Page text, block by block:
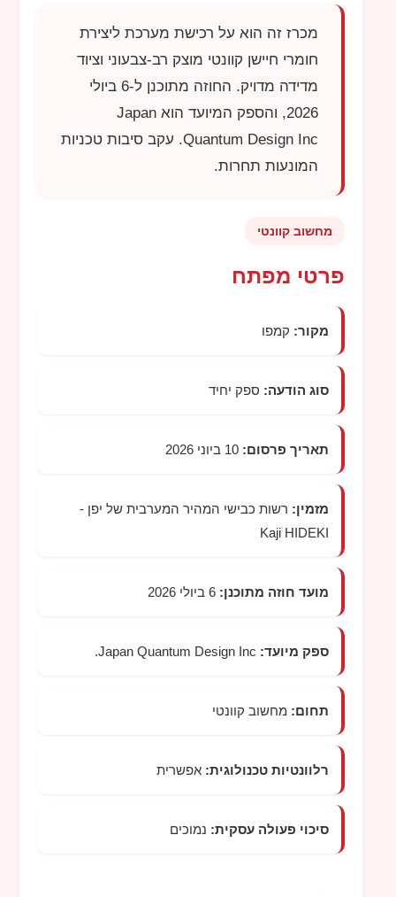
מכרז זה הוא על רכישת מערכת ליצירת
חומרי חיישן קוונטי מוצק רב-צבעוני וציוד
מדידה מדויק. החוזה מתוכנן ל-6 ביולי
2026, והספק המיועד הוא
Japan
Quantum Design Inc. עקב סיבות טכניות
המונעות תחרות.
מחשוב קוונטי
פרטי מפתח
מקור:קמפו
סוג הודעה:ספק יחיד
תאריך פרסום:10 ביוני 2026
מזמין:רשות כבישי המהיר המערבית של יפן -
Kaji HIDEKI
מועד חוזה מתוכנן:6 ביולי 2026
ספק מיועד:Japan Quantum Design Inc.
תחום:מחשוב קוונטי
רלוונטיות טכנולוגית:אפשרית
סיכוי פעולה עסקית:נמוכים